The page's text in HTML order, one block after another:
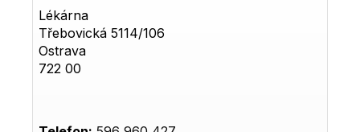
Lékárna
Třebovická 5114/106
Ostrava
722 00